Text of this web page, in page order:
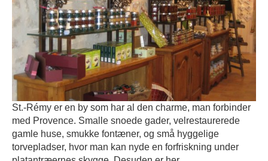
St.-Rémy er en by som har al den charme, man forbinder
med Provence. Smalle snoede gader, velrestaurerede
gamle huse, smukke fontæner, og små hyggelige
torvepladser, hvor man kan nyde en forfriskning under